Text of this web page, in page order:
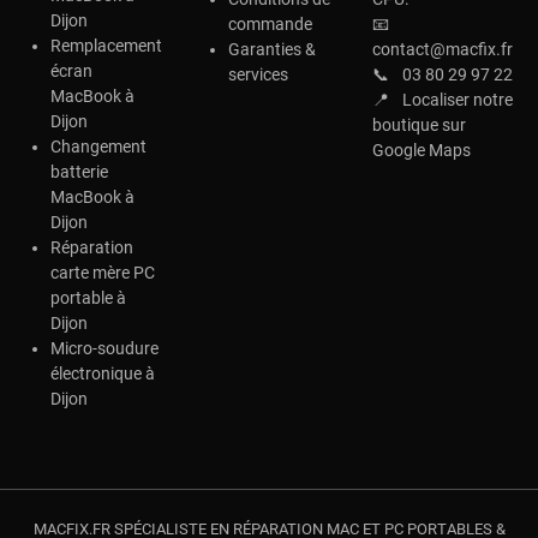
Dijon
Remplacement
écran
MacBook à
Dijon
Changement
batterie
MacBook à
Dijon
Réparation
carte mère PC
portable à
Dijon
Micro-soudure
électronique à
Dijon
commande
Garanties &
services
📧
contact@macfix.fr
📞
03 80 29 97 22
📍
Localiser notre
boutique sur
Google Maps
MACFIX.FR SPÉCIALISTE EN RÉPARATION MAC ET PC PORTABLES &